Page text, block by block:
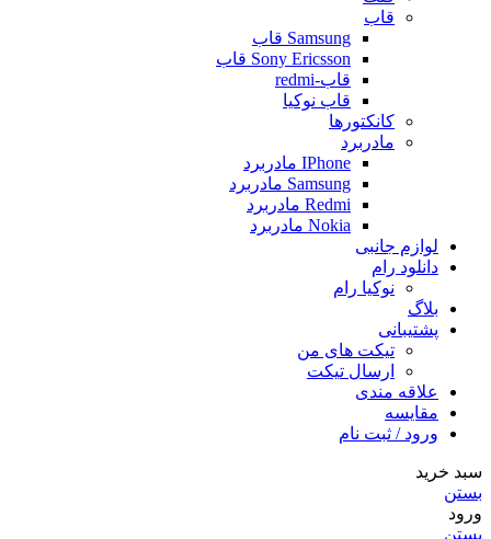
قاب
Samsung قاب
Sony Ericsson قاب
قاب-redmi
قاب نوکیا
کانکتورها
مادربرد
IPhone مادربرد
Samsung مادربرد
Redmi مادربرد
Nokia مادربرد
لوازم جانبی
دانلود رام
نوکیا رام
بلاگ
پشتیبانی
تیکت های من
ارسال تیکت
علاقه مندی
مقايسه
ورود / ثبت نام
سبد خرید
بستن
ورود
بستن